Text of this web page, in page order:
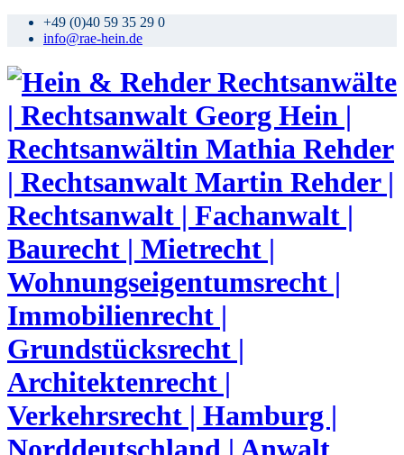
+49 (0)40 59 35 29 0
info@rae-hein.de